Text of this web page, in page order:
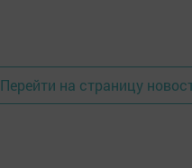
Перейти на страницу